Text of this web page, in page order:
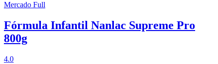
Mercado Full
Fórmula Infantil Nanlac Supreme Pro
800g
4.0